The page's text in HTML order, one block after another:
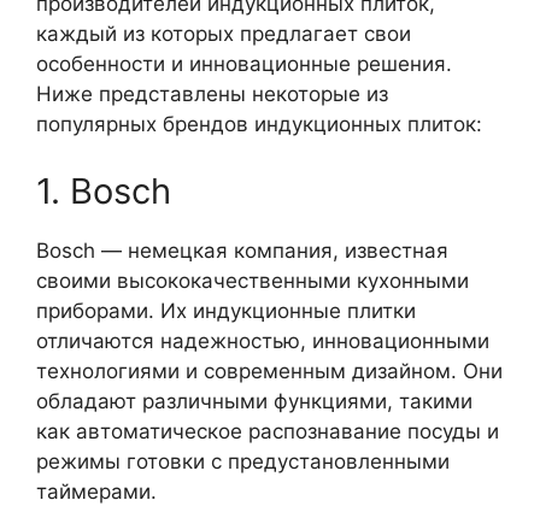
каждый из которых предлагает свои
особенности и инновационные решения.
Ниже представлены некоторые из
популярных брендов индукционных плиток:
1. Bosch
Bosch — немецкая компания, известная
своими высококачественными кухонными
приборами. Их индукционные плитки
отличаются надежностью, инновационными
технологиями и современным дизайном. Они
обладают различными функциями, такими
как автоматическое распознавание посуды и
режимы готовки с предустановленными
таймерами.